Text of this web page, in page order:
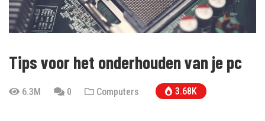
Tips voor het onderhouden van je pc
6.3M 0 Computers 3.68K